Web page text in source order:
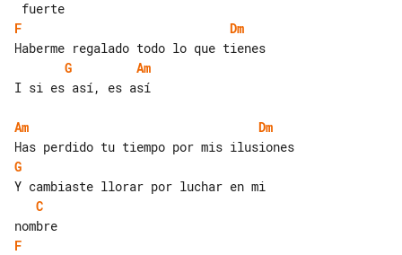
F
Dm
G
Am
I si es así, es así
Am
Dm
G
C
F